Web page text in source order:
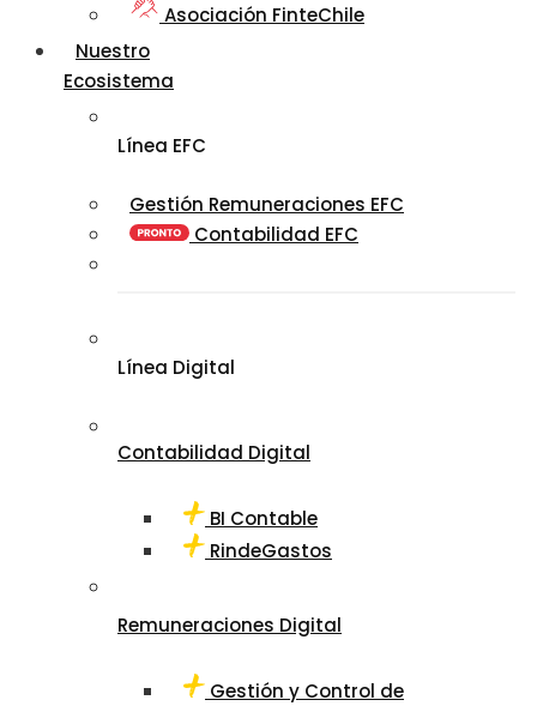
Asociación FinteChile
Nuestro
Ecosistema
Línea EFC
Gestión Remuneraciones EFC
Contabilidad EFC
Línea Digital
Contabilidad Digital
BI Contable
RindeGastos
Remuneraciones Digital
Gestión y Control de